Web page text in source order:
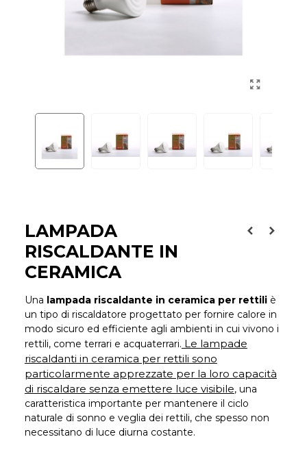
LAMPADA
RISCALDANTE IN
CERAMICA
Una lampada riscaldante in ceramica per rettili è
un tipo di riscaldatore progettato per fornire calore in
modo sicuro ed efficiente agli ambienti in cui vivono i
rettili, come terrari e acquaterrari. Le lampade
riscaldanti in ceramica per rettili sono
particolarmente apprezzate per la loro capacità
di riscaldare senza emettere luce visibile, una
caratteristica importante per mantenere il ciclo
naturale di sonno e veglia dei rettili, che spesso non
necessitano di luce diurna costante.